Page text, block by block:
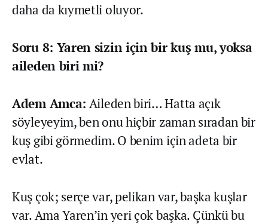
daha da kıymetli oluyor.
Soru 8: Yaren sizin için bir kuş mu, yoksa
aileden biri mi?
Adem Amca: Aileden biri… Hatta açık
söyleyeyim, ben onu hiçbir zaman sıradan bir
kuş gibi görmedim. O benim için adeta bir
evlat.
Kuş çok; serçe var, pelikan var, başka kuşlar
var. Ama Yaren’in yeri çok başka. Çünkü bu